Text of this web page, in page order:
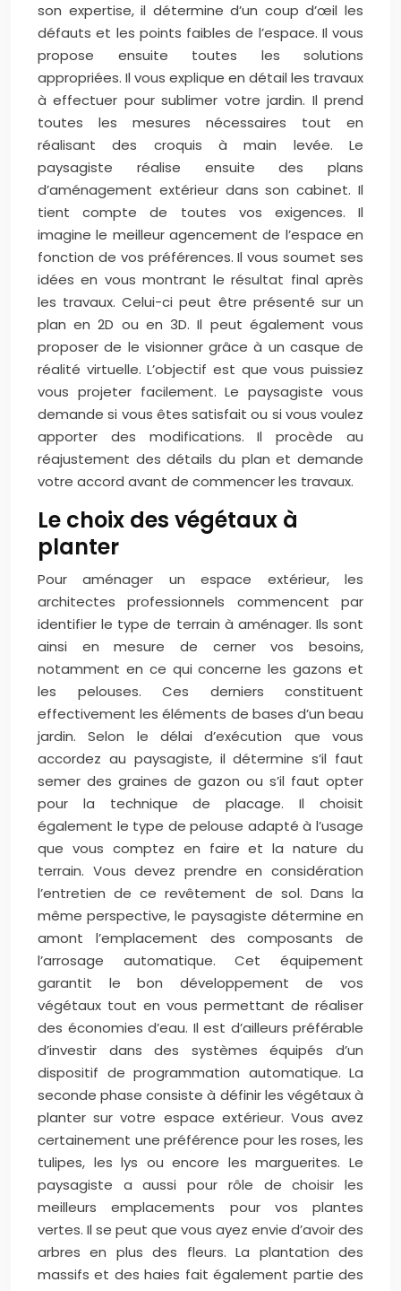
son expertise, il détermine d’un coup d’œil les
défauts et les points faibles de l’espace. Il vous
propose ensuite toutes les solutions
appropriées. Il vous explique en détail les travaux
à effectuer pour sublimer votre jardin. Il prend
toutes les mesures nécessaires tout en
réalisant des croquis à main levée. Le
paysagiste réalise ensuite des plans
d’aménagement extérieur dans son cabinet. Il
tient compte de toutes vos exigences. Il
imagine le meilleur agencement de l’espace en
fonction de vos préférences. Il vous soumet ses
idées en vous montrant le résultat final après
les travaux. Celui-ci peut être présenté sur un
plan en 2D ou en 3D. Il peut également vous
proposer de le visionner grâce à un casque de
réalité virtuelle. L’objectif est que vous puissiez
vous projeter facilement. Le paysagiste vous
demande si vous êtes satisfait ou si vous voulez
apporter des modifications. Il procède au
réajustement des détails du plan et demande
votre accord avant de commencer les travaux.
Le choix des végétaux à
planter
Pour aménager un espace extérieur, les
architectes professionnels commencent par
identifier le type de terrain à aménager. Ils sont
ainsi en mesure de cerner vos besoins,
notamment en ce qui concerne les gazons et
les pelouses. Ces derniers constituent
effectivement les éléments de bases d’un beau
jardin. Selon le délai d’exécution que vous
accordez au paysagiste, il détermine s’il faut
semer des graines de gazon ou s’il faut opter
pour la technique de placage. Il choisit
également le type de pelouse adapté à l’usage
que vous comptez en faire et la nature du
terrain. Vous devez prendre en considération
l’entretien de ce revêtement de sol. Dans la
même perspective, le paysagiste détermine en
amont l’emplacement des composants de
l’arrosage automatique. Cet équipement
garantit le bon développement de vos
végétaux tout en vous permettant de réaliser
des économies d’eau. Il est d’ailleurs préférable
d’investir dans des systèmes équipés d’un
dispositif de programmation automatique. La
seconde phase consiste à définir les végétaux à
planter sur votre espace extérieur. Vous avez
certainement une préférence pour les roses, les
tulipes, les lys ou encore les marguerites. Le
paysagiste a aussi pour rôle de choisir les
meilleurs emplacements pour vos plantes
vertes. Il se peut que vous ayez envie d’avoir des
arbres en plus des fleurs. La plantation des
massifs et des haies fait également partie des